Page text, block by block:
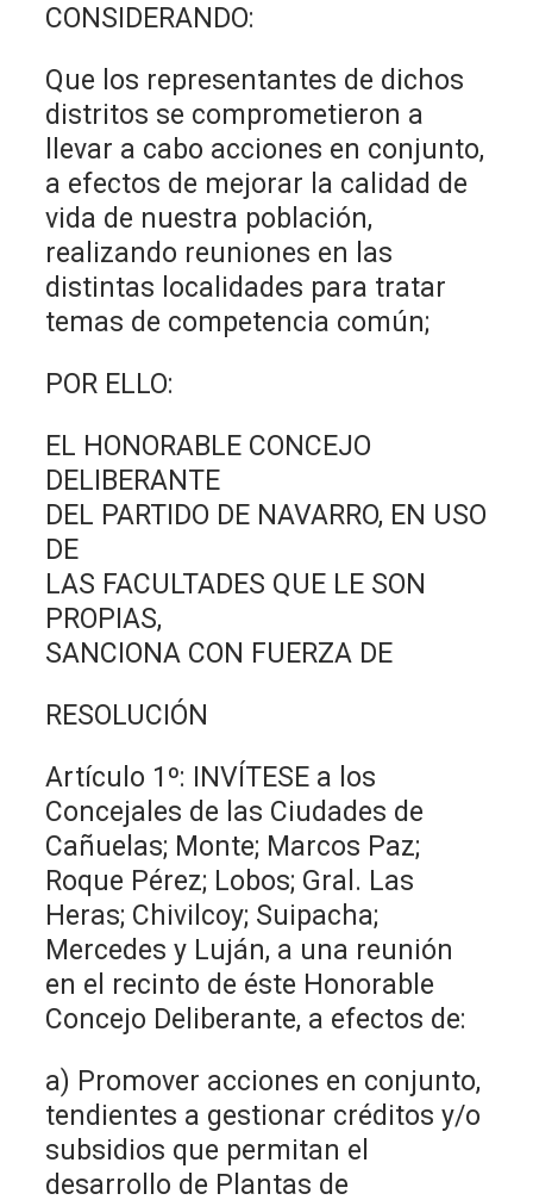
CONSIDERANDO:
Que los representantes de dichos
distritos se comprometieron a
llevar a cabo acciones en conjunto,
a efectos de mejorar la calidad de
vida de nuestra población,
realizando reuniones en las
distintas localidades para tratar
temas de competencia común;
POR ELLO:
EL HONORABLE CONCEJO
DELIBERANTE
DEL PARTIDO DE NAVARRO, EN USO
DE
LAS FACULTADES QUE LE SON
PROPIAS,
SANCIONA CON FUERZA DE
RESOLUCIÓN
Artículo 1º: INVÍTESE a los
Concejales de las Ciudades de
Cañuelas; Monte; Marcos Paz;
Roque Pérez; Lobos; Gral. Las
Heras; Chivilcoy; Suipacha;
Mercedes y Luján, a una reunión
en el recinto de éste Honorable
Concejo Deliberante, a efectos de:
a) Promover acciones en conjunto,
tendientes a gestionar créditos y/o
subsidios que permitan el
desarrollo de Plantas de